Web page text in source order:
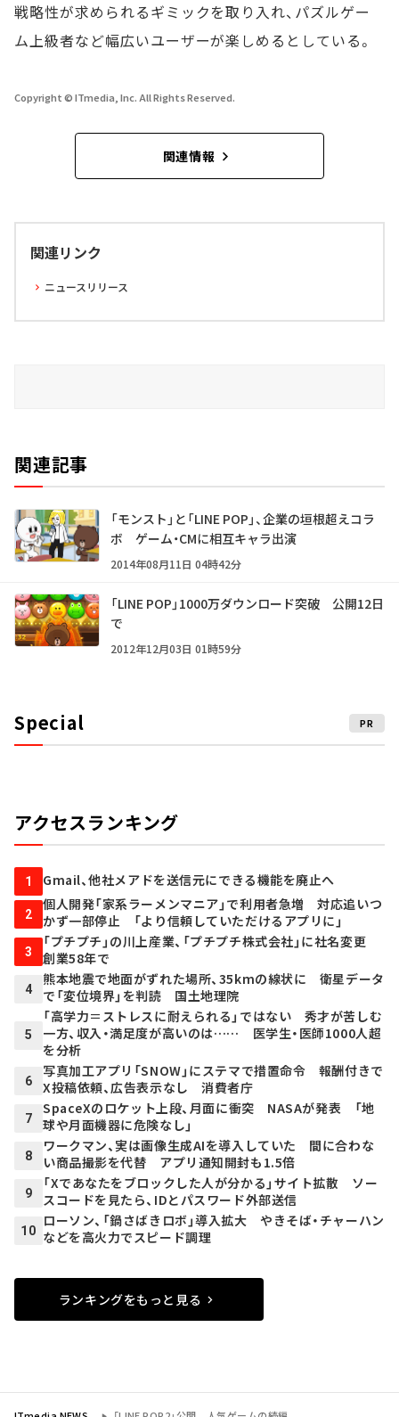
戦略性が求められるギミックを取り入れ、パズルゲー
ム上級者など幅広いユーザーが楽しめるとしている。
Copyright © ITmedia, Inc. All Rights Reserved.
関連情報
関連リンク
ニュースリリース
関連記事
「モンスト」と「LINE POP」、企業の垣根超えコラ
ボ ゲーム・CMに相互キャラ出演
2014年08月11日 04時42分
「LINE POP」1000万ダウンロード突破 公開12日
で
2012年12月03日 01時59分
Special PR
アクセスランキング
1 Gmail、他社メアドを送信元にできる機能を廃止へ
2
個人開発「家系ラーメンマニア」で利用者急増 対応追いつ
かず一部停止 「より信頼していただけるアプリに」
3
「プチプチ」の川上産業、「プチプチ株式会社」に社名変更
創業58年で
4
熊本地震で地面がずれた場所、35kmの線状に 衛星データ
で「変位境界」を判読 国土地理院
5
「高学力＝ストレスに耐えられる」ではない 秀才が苦しむ
一方、収入・満足度が高いのは…… 医学生・医師1000人超
を分析
6
写真加工アプリ「SNOW」にステマで措置命令 報酬付きで
X投稿依頼、広告表示なし 消費者庁
7
SpaceXのロケット上段、月面に衝突 NASAが発表 「地
球や月面機器に危険なし」
8
ワークマン、実は画像生成AIを導入していた 間に合わな
い商品撮影を代替 アプリ通知開封も1.5倍
9
「Xであなたをブロックした人が分かる」サイト拡散 ソー
スコードを見たら、IDとパスワード外部送信
10
ローソン、「鍋さばきロボ」導入拡大 やきそば・チャーハン
などを高火力でスピード調理
ランキングをもっと見る